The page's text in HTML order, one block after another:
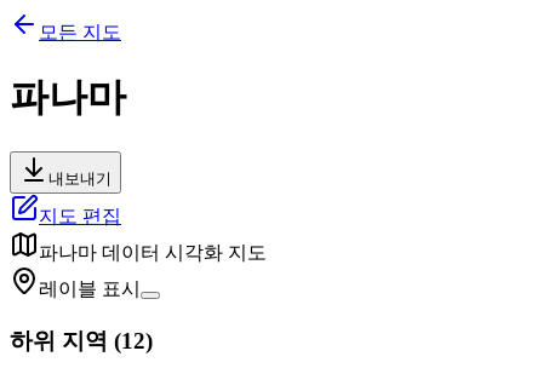
모든 지도
파나마
내보내기
지도 편집
파나마 데이터 시각화 지도
레이블 표시
하위 지역 (12)